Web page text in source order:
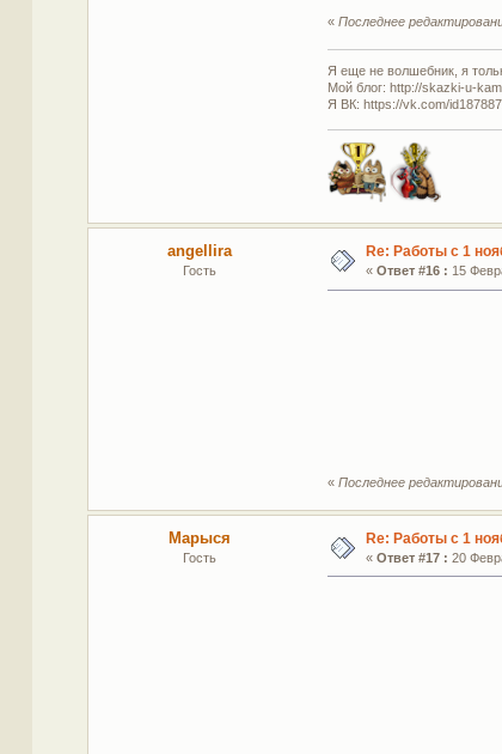
« Последнее
Я еще не волшебник, я
Мой блог: http://skazki-u-
Я ВК: https://vk.com/
angellira
Гость
Re: Работы с 1
« Ответ #16 : 15
« Последнее
Марыся
Гость
Re: Работы с 1
« Ответ #17 : 20